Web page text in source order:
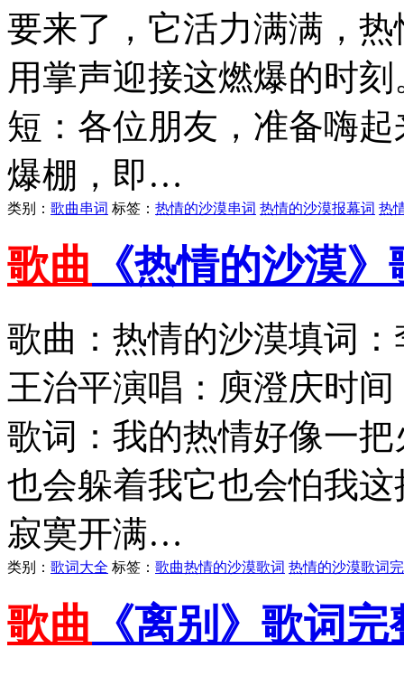
要来了，它活力满满，
用掌声迎接这燃爆的时
短：各位朋友，准备嗨
爆棚，即…
类别： 歌曲串词 标签： 热情的沙漠串词 热情的沙漠报幕词 热
歌曲 《热情的沙漠
歌曲：热情的沙漠填词
王治平演唱：庾澄庆时
歌词：我的热情好像一
也会躲着我它也会怕我
寂寞开满…
类别： 歌词大全 标签： 歌曲热情的沙漠歌词 热情的沙漠歌词
歌曲 《离别》歌词